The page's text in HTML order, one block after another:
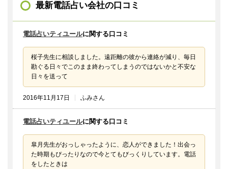
最新電話占い会社の口コミ
電話占いティユールに関する口コミ
桜子先生に相談しました。遠距離の彼から連絡が減り、毎日
勘ぐる日々でこのまま終わってしまうのではないかと不安な
日々を送って
2016年11月17日 ふみさん
電話占いティユールに関する口コミ
皐月先生がおっしゃったように、恋人ができました！出会っ
た時期もぴったりなので今とてもびっくりしています。電話
をしたときは